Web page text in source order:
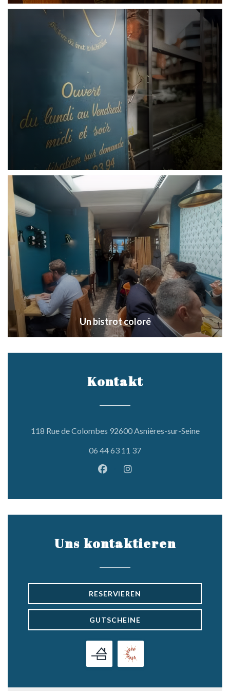
Un bistrot coloré
Kontakt
118 Rue de Colombes 92600 Asnières-sur-Seine((öffnet
06 44 63 11 37
Facebook ((öffnet ein neues
Instagram ((öffnet ein
Uns kontaktieren
RESERVIEREN
GUTSCHEINE